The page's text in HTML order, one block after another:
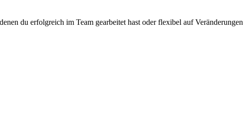
du erfolgreich im Team gearbeitet hast oder flexibel auf